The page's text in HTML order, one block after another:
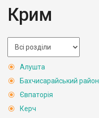
Крим
Алушта
Бахчисарайський район
Євпаторія
Керч